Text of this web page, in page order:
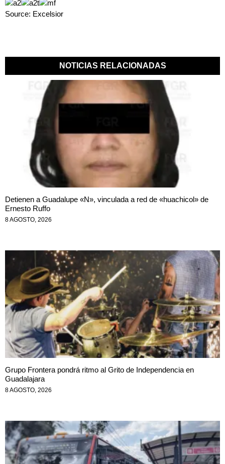
Source: Excelsior
NOTICIAS RELACIONADAS
Detienen a Guadalupe «N», vinculada a red de «huachicol» de
Ernesto Ruffo
8 AGOSTO, 2026
Grupo Frontera pondrá ritmo al Grito de Independencia en
Guadalajara
8 AGOSTO, 2026